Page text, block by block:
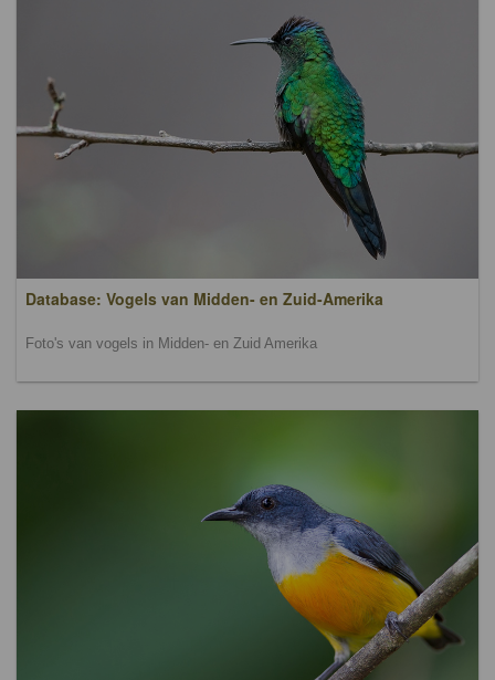
Database: Vogels van Midden- en Zuid-Amerika
Foto's van vogels in Midden- en Zuid Amerika